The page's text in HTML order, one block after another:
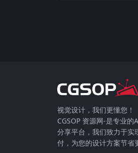
视觉设计，我们更懂您！
CGSOP 资源网-是专业
分享平台，我们致力于实
付，为您的设计方案节省